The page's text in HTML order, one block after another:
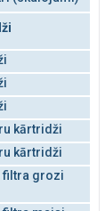
kārtridži
kārtridži
filtra grozi